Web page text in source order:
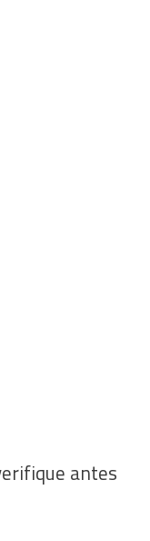
antes